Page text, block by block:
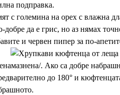
подправка.
с големина на орех с влажна
да е грис, но аз нямах
и червен пипер за по-
. Ако са добре
до 180° и